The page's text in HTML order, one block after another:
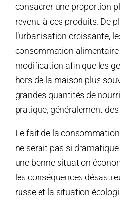
consacrer une proportion
revenu à ces produits. De
l’urbanisation croissante,
consommation alimentaire
modification afin que les
hors de la maison plus
grandes quantités de
pratique, généralement
Le fait de la
ne serait pas si
une bonne situation
les conséquences
russe et la situation